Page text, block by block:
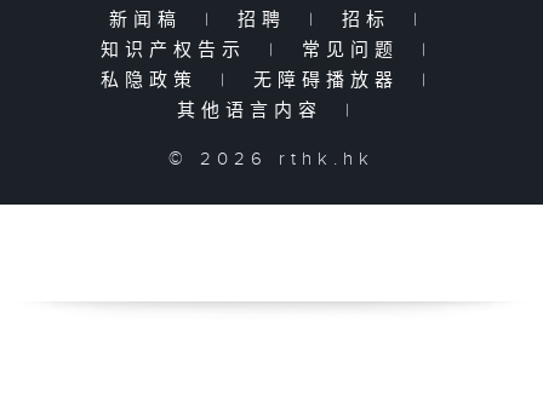
新闻稿 | 招聘 | 招标
|
知识产权告示
| 常见问题
|
私隐政策
| 无障碍播放器
|
其他语言内容
|
© 2026 rthk.hk